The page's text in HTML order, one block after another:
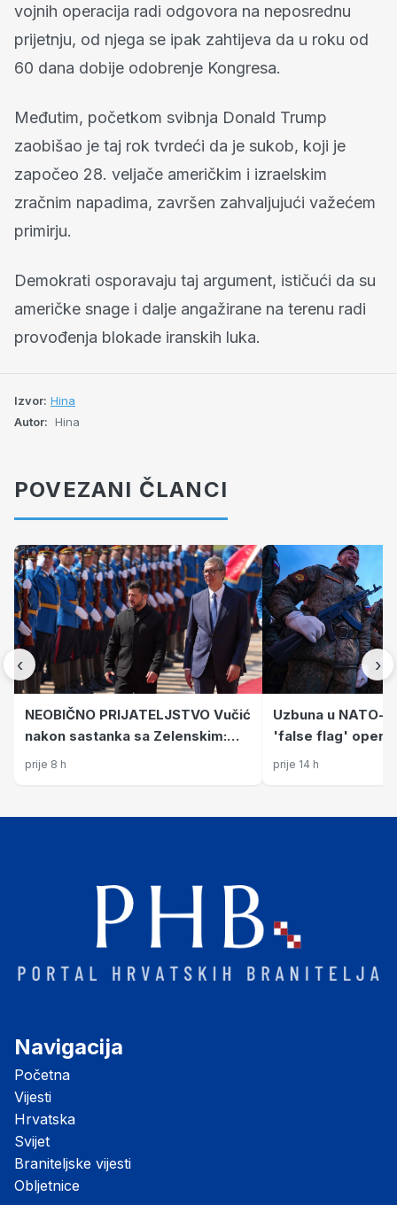
vojnih operacija radi odgovora na neposrednu
prijetnju, od njega se ipak zahtijeva da u roku od
60 dana dobije odobrenje Kongresa.
Međutim, početkom svibnja Donald Trump
zaobišao je taj rok tvrdeći da je sukob, koji je
započeo 28. veljače američkim i izraelskim
zračnim napadima, završen zahvaljujući važećem
primirju.
Demokrati osporavaju taj argument, ističući da su
američke snage i dalje angažirane na terenu radi
provođenja blokade iranskih luka.
Izvor: Hina
Autor: Hina
POVEZANI ČLANCI
‹
NEOBIČNO PRIJATELJSTVO Vučić
nakon sastanka sa Zelenskim:
Srbija neće uskoro u EU. Uvijek
prije 8 h
Uzbuna u NATO-
'false flag'
prije 14 h
›
Navigacija
Početna
Vijesti
Hrvatska
Svijet
Braniteljske vijesti
Obljetnice